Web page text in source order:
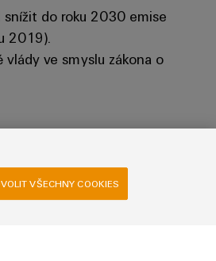
snížit do roku 2030 emise
2019).
ve smyslu zákona o
VŠECHNY COOKIES